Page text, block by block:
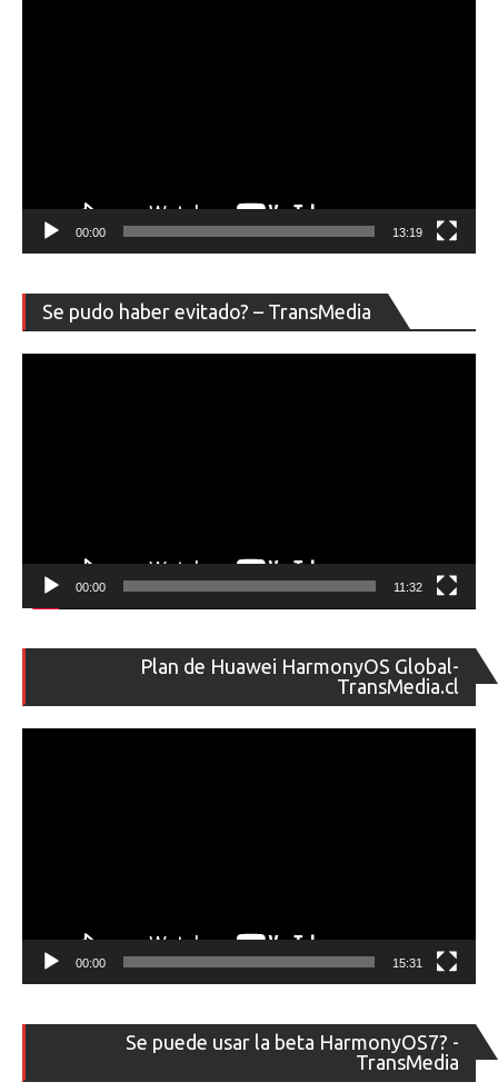
00:00 13:19
Se pudo haber evitado? – TransMedia
de
00:00 11:32
Plan de Huawei HarmonyOS Global-
TransMedia.cl
de
00:00 15:31
Se puede usar la beta HarmonyOS7? -
TransMedia
de